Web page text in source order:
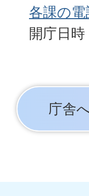
各課の
開庁日
庁舎